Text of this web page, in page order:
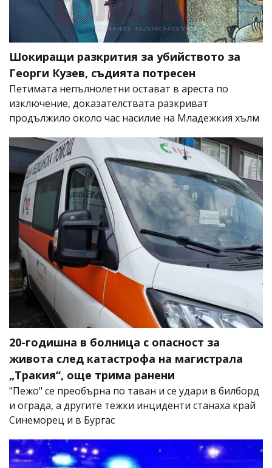
Шокиращи разкрития за убийството за
Георги Кузев, съдията потресен
Петимата непълнолетни остават в ареста по
изключение, доказателствата разкриват
продължило около час насилие на Младежкия хълм
20-годишна в болница с опасност за
живота след катастрофа на магистрала
„Тракия“, още трима ранени
"Пежо" се преобърна по таван и се удари в билборд
и ограда, а другите тежки инциденти станаха край
Синеморец и в Бургас